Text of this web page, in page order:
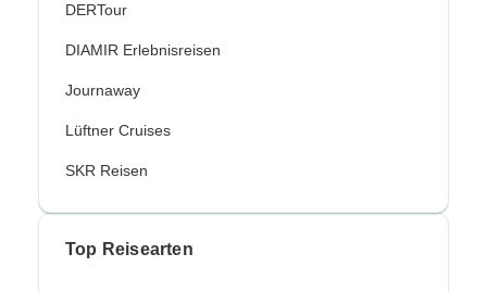
DERTour
DIAMIR Erlebnisreisen
Journaway
Lüftner Cruises
SKR Reisen
Top Reisearten